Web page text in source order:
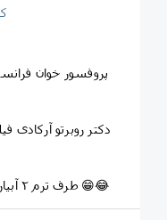
4. دکتر روبرتو
طرف ترم ۲ آبیاری گیاهان زیر دریاییه منکر خدا میشه 😁😂